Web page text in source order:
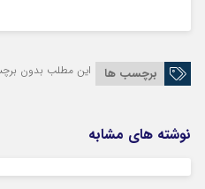
برچسب ها این مطلب بدون
نوشته های مشابه